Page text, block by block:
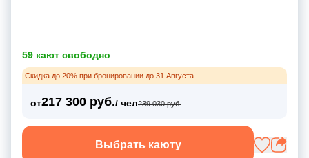
59 кают свободно
Скидка до 20% при бронировании до 31 Августа
от217 300 руб./ чел239 030 руб.
Выбрать каюту